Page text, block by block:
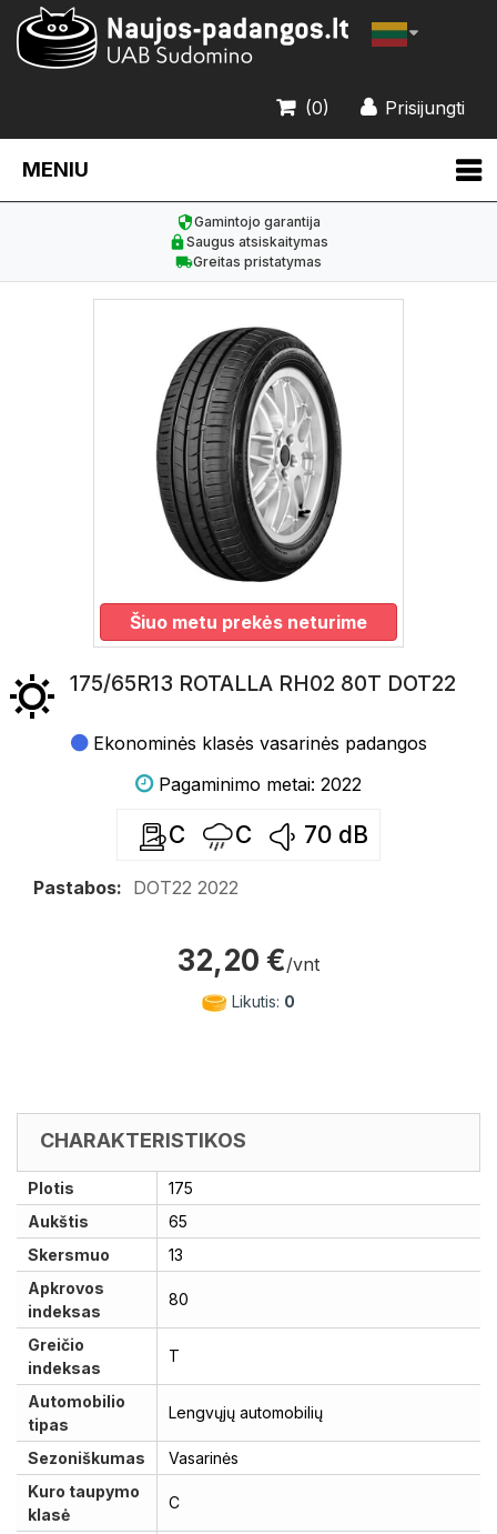
Prisijungti
(0)
MENIU
Gamintojo garantija
Saugus atsiskaitymas
Greitas pristatymas
Šiuo metu prekės neturime
175/65R13 ROTALLA RH02 80T DOT22
Ekonominės klasės vasarinės padangos
Pagaminimo metai: 2022
C C 70 dB
Pastabos: DOT22 2022
32,20 €/vnt
Likutis: 0
CHARAKTERISTIKOS
Plotis
175
Aukštis
65
Skersmuo
13
Apkrovos
indeksas
80
Greičio
indeksas
T
Automobilio
tipas
Lengvųjų automobilių
Sezoniškumas
Vasarinės
Kuro taupymo
klasė
C